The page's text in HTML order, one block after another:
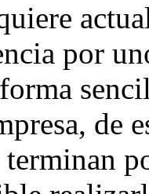
por
de